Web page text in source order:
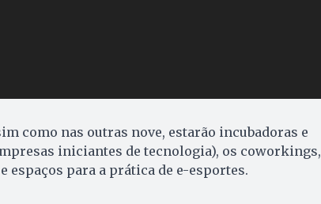
como nas outras nove, estarão incubadoras e
iniciantes de tecnologia), os coworkings,
espaços para a prática de e-esportes.